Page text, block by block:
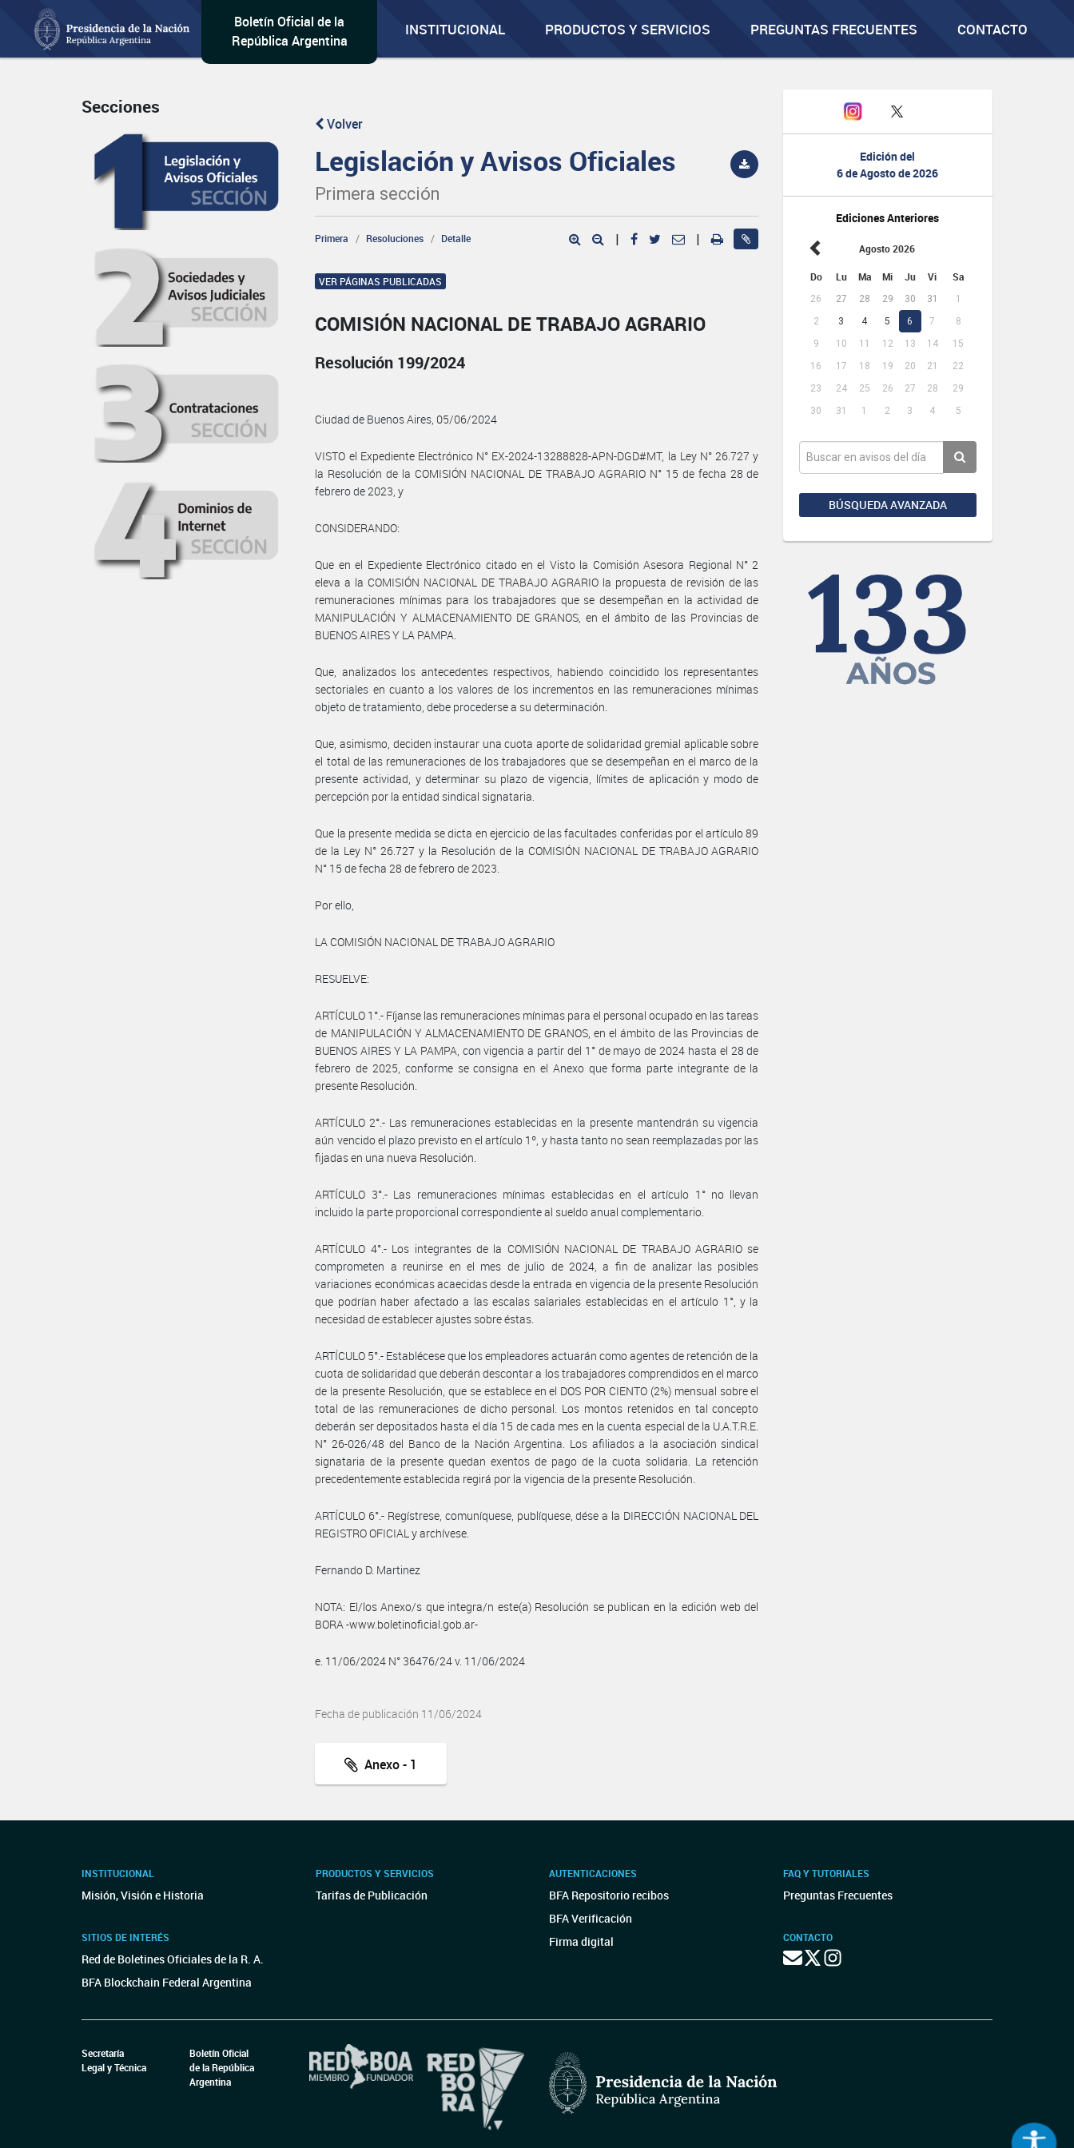
Boletín Oficial de la
República Argentina
INSTITUCIONAL PRODUCTOS Y SERVICIOS PREGUNTAS FRECUENTES CONTACTO
Edición del
6 de Agosto de 2026
Ediciones Anteriores
Agosto 2026
Do Lu Ma Mi Ju Vi Sa
26 27 28 29 30 31
1
2
3 4 5 6 7
8
9
10 11 12 13 14
15
16
17 18 19 20 21
22
23
24 25 26 27 28
29
30
31 1 2 3 4 5
BÚSQUEDA AVANZADA
Secciones
Volver
Legislación y Avisos Oficiales
Primera sección
Primera Resoluciones Detalle | |
VER PÁGINAS PUBLICADAS
COMISIÓN NACIONAL DE TRABAJO AGRARIO
Resolución 199/2024
Ciudad de Buenos Aires, 05/06/2024
VISTO el Expediente Electrónico N° EX-2024-13288828-APN-DGD#MT, la Ley N° 26.727 y
la Resolución de la COMISIÓN NACIONAL DE TRABAJO AGRARIO N° 15 de fecha 28 de
febrero de 2023, y
CONSIDERANDO:
Que en el Expediente Electrónico citado en el Visto la Comisión Asesora Regional N° 2
eleva a la COMISIÓN NACIONAL DE TRABAJO AGRARIO la propuesta de revisión de las
remuneraciones mínimas para los trabajadores que se desempeñan en la actividad de
MANIPULACIÓN Y ALMACENAMIENTO DE GRANOS, en el ámbito de las Provincias de
BUENOS AIRES Y LA PAMPA.
Que, analizados los antecedentes respectivos, habiendo coincidido los representantes
sectoriales en cuanto a los valores de los incrementos en las remuneraciones mínimas
objeto de tratamiento, debe procederse a su determinación.
Que, asimismo, deciden instaurar una cuota aporte de solidaridad gremial aplicable sobre
el total de las remuneraciones de los trabajadores que se desempeñan en el marco de la
presente actividad, y determinar su plazo de vigencia, límites de aplicación y modo de
percepción por la entidad sindical signataria.
Que la presente medida se dicta en ejercicio de las facultades conferidas por el artículo 89
de la Ley N° 26.727 y la Resolución de la COMISIÓN NACIONAL DE TRABAJO AGRARIO
N° 15 de fecha 28 de febrero de 2023.
Por ello,
LA COMISIÓN NACIONAL DE TRABAJO AGRARIO
RESUELVE:
ARTÍCULO 1°.- Fíjanse las remuneraciones mínimas para el personal ocupado en las tareas
de MANIPULACIÓN Y ALMACENAMIENTO DE GRANOS, en el ámbito de las Provincias de
BUENOS AIRES Y LA PAMPA, con vigencia a partir del 1° de mayo de 2024 hasta el 28 de
febrero de 2025, conforme se consigna en el Anexo que forma parte integrante de la
presente Resolución.
ARTÍCULO 2°.- Las remuneraciones establecidas en la presente mantendrán su vigencia
aún vencido el plazo previsto en el artículo 1º, y hasta tanto no sean reemplazadas por las
fijadas en una nueva Resolución.
ARTÍCULO 3°.- Las remuneraciones mínimas establecidas en el artículo 1° no llevan
incluido la parte proporcional correspondiente al sueldo anual complementario.
ARTÍCULO 4°.- Los integrantes de la COMISIÓN NACIONAL DE TRABAJO AGRARIO se
comprometen a reunirse en el mes de julio de 2024, a fin de analizar las posibles
variaciones económicas acaecidas desde la entrada en vigencia de la presente Resolución
que podrían haber afectado a las escalas salariales establecidas en el artículo 1°, y la
necesidad de establecer ajustes sobre éstas.
ARTÍCULO 5°.- Establécese que los empleadores actuarán como agentes de retención de la
cuota de solidaridad que deberán descontar a los trabajadores comprendidos en el marco
de la presente Resolución, que se establece en el DOS POR CIENTO (2%) mensual sobre el
total de las remuneraciones de dicho personal. Los montos retenidos en tal concepto
deberán ser depositados hasta el día 15 de cada mes en la cuenta especial de la U.A.T.R.E.
N° 26-026/48 del Banco de la Nación Argentina. Los afiliados a la asociación sindical
signataria de la presente quedan exentos de pago de la cuota solidaria. La retención
precedentemente establecida regirá por la vigencia de la presente Resolución.
ARTÍCULO 6°.- Regístrese, comuníquese, publíquese, dése a la DIRECCIÓN NACIONAL DEL
REGISTRO OFICIAL y archívese.
Fernando D. Martinez
NOTA: El/los Anexo/s que integra/n este(a) Resolución se publican en la edición web del
BORA -www.boletinoficial.gob.ar-
e. 11/06/2024 N° 36476/24 v. 11/06/2024
Fecha de publicación 11/06/2024
Anexo - 1
INSTITUCIONAL
Misión, Visión e Historia
SITIOS DE INTERÉS
Red de Boletines Oficiales de la R. A.
BFA Blockchain Federal Argentina
PRODUCTOS Y SERVICIOS
Tarifas de Publicación
AUTENTICACIONES
BFA Repositorio recibos
BFA Verificación
Firma digital
FAQ Y TUTORIALES
Preguntas Frecuentes
CONTACTO
Secretaría
Legal y Técnica
Boletín Oficial
de la República
Argentina